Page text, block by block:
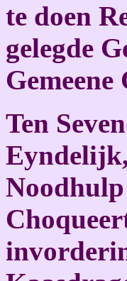
te doen
gelegde
Ten